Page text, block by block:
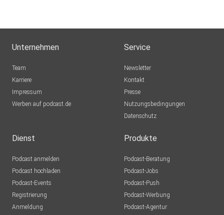
Unternehmen
Team
Karriere
Impressum
Werben auf podcast.de
Service
Newsletter
Kontakt
Presse
Nutzungsbedingungen
Datenschutz
Dienst
Podcast anmelden
Podcast hochladen
Podcast-Events
Registrierung
Anmeldung
Produkte
Podcast-Beratung
Podcast-Jobs
Podcast-Push
Podcast-Werbung
Podcast-Agentur